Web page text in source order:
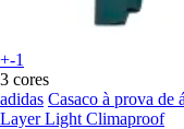
+-1
3 cores
adidas Casaco à prova de
Layer Light Climaproof